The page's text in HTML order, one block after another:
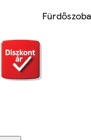
Fürdőszoba